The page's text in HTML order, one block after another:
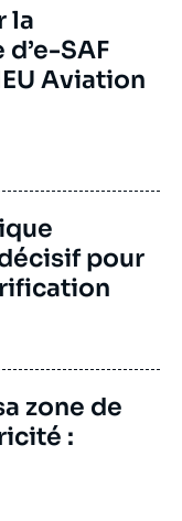
la
SAF
Aviation
pour
zone de
: